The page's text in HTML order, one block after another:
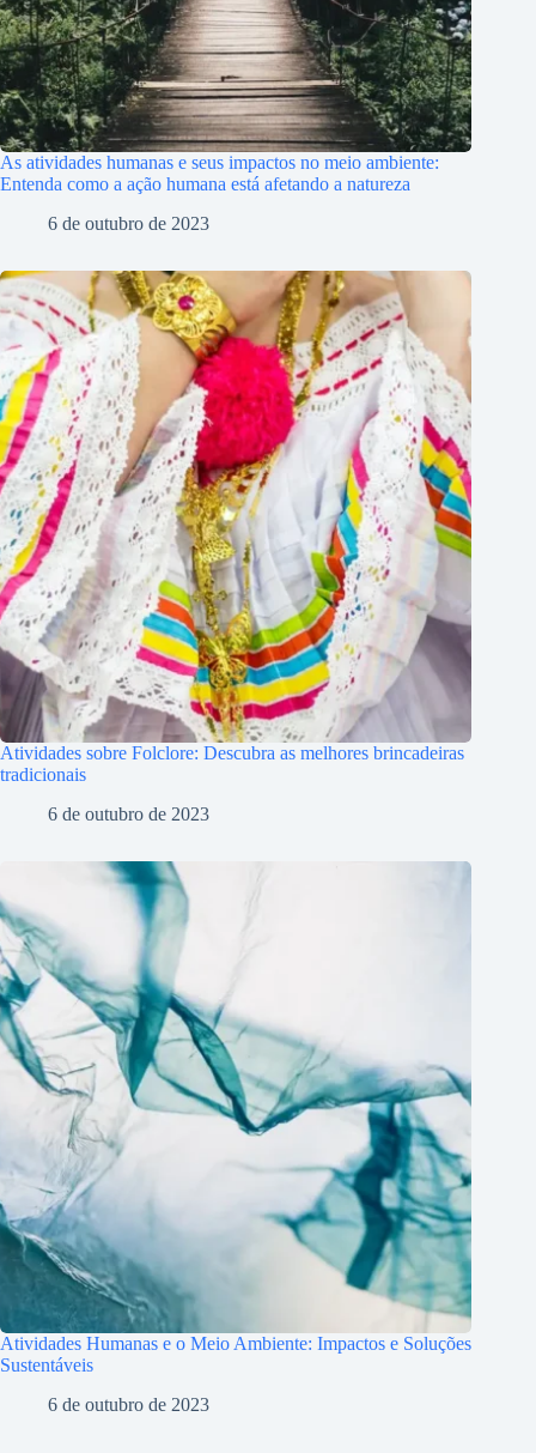
As atividades humanas e seus impactos no meio ambiente:
Entenda como a ação humana está afetando a natureza
6 de outubro de 2023
Atividades sobre Folclore: Descubra as melhores brincadeiras
tradicionais
6 de outubro de 2023
Atividades Humanas e o Meio Ambiente: Impactos e Soluções
Sustentáveis
6 de outubro de 2023